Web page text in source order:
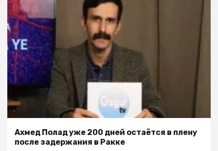
Ахмед Полад уже 200 дней остаётся в плену
после задержания в Ракке